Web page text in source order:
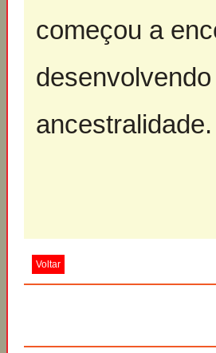
começou a
ancestralidade.
Voltar